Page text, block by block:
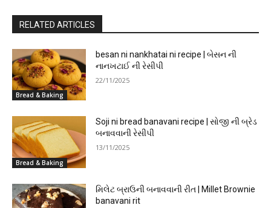
RELATED ARTICLES
Bread & Baking
besan ni nankhatai ni recipe | બેસન ની
નાનખટાઈ ની રેસીપી
22/11/2025
Bread & Baking
Soji ni bread banavani recipe | સોજી ની બ્રેડ
બનાવવાની રેસીપી
13/11/2025
મિલેટ બ્રાઉની બનાવવાની રીત | Millet Brownie
banavani rit